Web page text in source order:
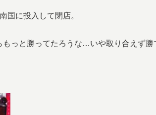
国に投入して閉店。
もっと勝ってたろうな…いや取り合えず